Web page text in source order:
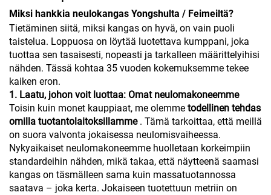
Miksi hankkia neulokangas Yongshulta / Feimeiltä?
Tietäminen siitä, miksi kangas on hyvä, on vain puoli
taistelua. Loppuosa on löytää luotettava kumppani, joka
tuottaa sen tasaisesti, nopeasti ja tarkalleen määrittelyihisi
nähden. Tässä kohtaa 35 vuoden kokemuksemme tekee
kaiken eron.
1. Laatu, johon voit luottaa: Omat neulomakoneemme
Toisin kuin monet kauppiaat, me olemme todellinen tehdas
omilla tuotantolaitoksillamme . Tämä tarkoittaa, että meillä
on suora valvonta jokaisessa neulomisvaiheessa.
Nykyaikaiset neulomakoneemme huolletaan korkeimpiin
standardeihin nähden, mikä takaa, että näytteenä saamasi
kangas on täsmälleen sama kuin massatuotannossa
saatava – joka kerta. Jokaiseen tuotettuun metriin on